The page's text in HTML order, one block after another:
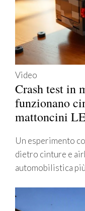
Video
Crash test in
funzionano
mattoncini
Un esperimento
dietro cinture e
automobilistica